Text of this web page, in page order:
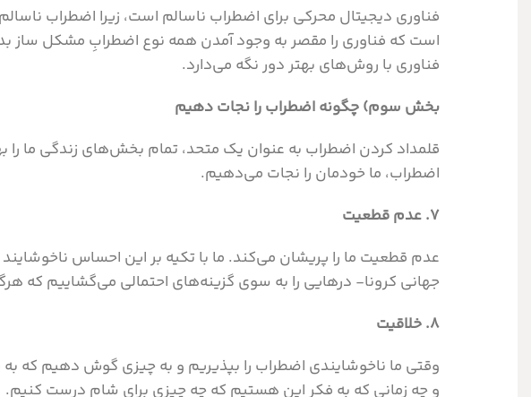
فناوری دیجیتال محرکی برای اضطراب ناسالم است، زیرا اضطراب
است که فناوری را مقصر به وجود آمدن همه نوع اضطرابِ مشکل ساز
فناوری با روش‌های بهتر دور نگه می‌دارد.
بخش سوم) چگونه اضطراب را نجات دهیم
قلمداد کردن اضطراب به عنوان یک متحد، تمام بخش‌های زندگی ‌ما را
اضطراب، ما خودمان را نجات می‌دهیم.
۷. عدم قطعیت
عدم قطعیت ما را پریشان می‌کند. ما با تکیه بر این احساس
جهانی کرونا- درهایی را به سوی گزینه‌های احتمالی می‌گشاییم که
۸. خلاقیت
وقتی ما ناخوشایندی اضطراب را بپذیریم و به چیزی گوش دهیم که
و چه زمانی که به فکر این هستیم که چه چیزی برای شام درست کنیم.